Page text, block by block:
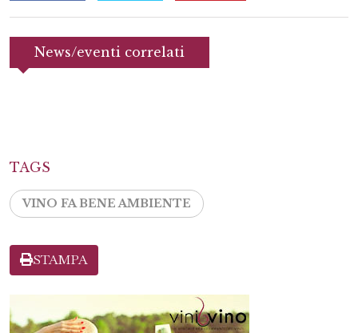
News/eventi correlati
TAGS
VINO FA BENE AMBIENTE
STAMPA